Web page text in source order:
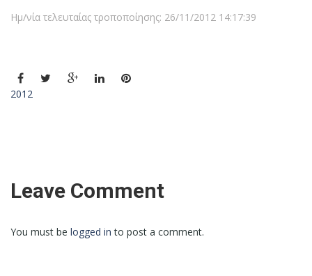
Ημ/νία τελευταίας τροποποίησης: 26/11/2012 14:17:39
2012
Leave Comment
You must be logged in to post a comment.